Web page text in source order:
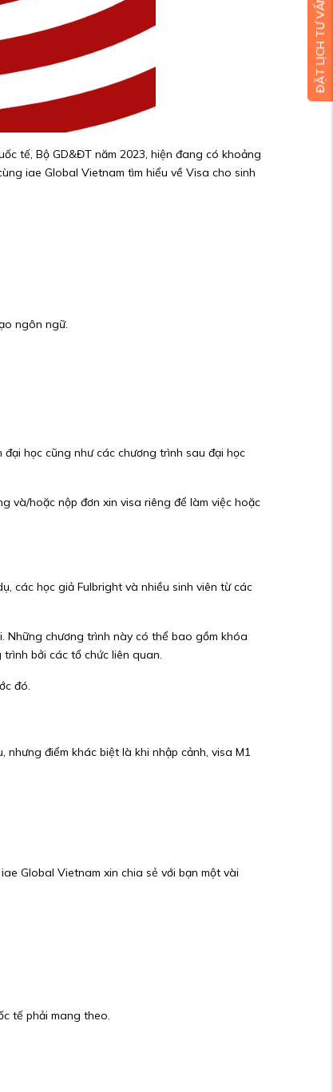
tế, Bộ GD&ĐT năm 2023, hiện đang có khoảng
iae Global Vietnam tìm hiểu về Visa cho sinh
ngôn ngữ.
học cũng như các chương trình sau đại học
và/hoặc nộp đơn xin visa riêng để làm việc hoặc
các học giả Fulbright và nhiều sinh viên từ các
Những chương trình này có thể bao gồm khóa
bởi các tổ chức liên quan.
đó.
điểm khác biệt là khi nhập cảnh, visa M1
Global Vietnam xin chia sẻ với bạn một vài
tế phải mang theo.